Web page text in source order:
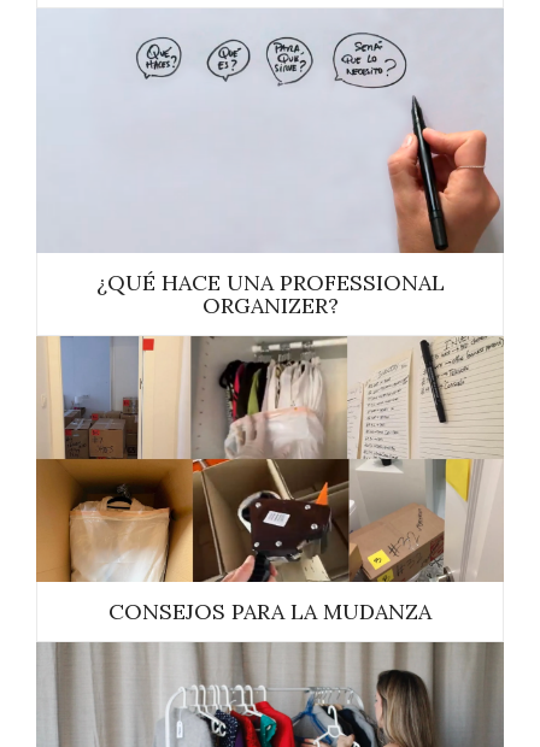
¿QUÉ HACE UNA PROFESSIONAL
ORGANIZER?
CONSEJOS PARA LA MUDANZA